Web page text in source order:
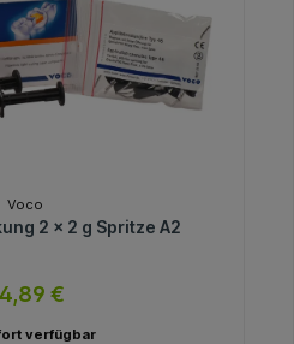
Voco
2 x 2 g Spritze A2
€
verfügbar